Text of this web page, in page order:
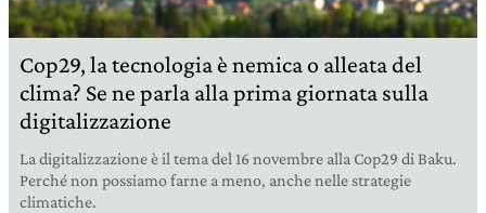
Cop29, la tecnologia è nemica o alleata del
clima? Se ne parla alla prima giornata sulla
digitalizzazione
La digitalizzazione è il tema del 16 novembre alla Cop29 di Baku.
Perché non possiamo farne a meno, anche nelle strategie
climatiche.